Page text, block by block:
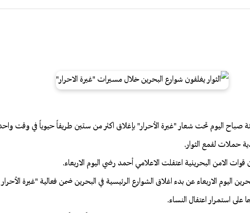
صباح اليوم تحت شعار "غيرة الأحرار" بإغلاق اكثر من ستين طريقاً حيوياً في وقت
حملات لقمع الثوار.
قوات الامن البحرينية اعتقلت الاعلامي أحمد رضي اليوم الاربعاء.
فبراير في البحرين اليوم الاربعاء عن بدء اغلاق الشوارع الرئيسية في البحرين ضمن فعالية "غيرة
على استمرار اعتقال النساء.